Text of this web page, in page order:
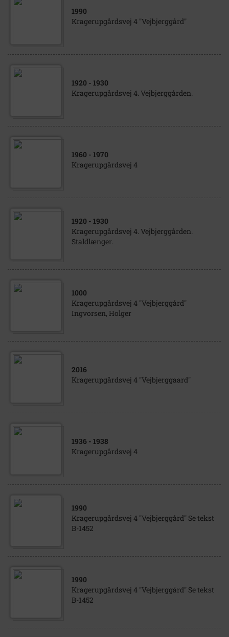
1990
Kragerupgårdsvej 4 "Vejbjerggård"
1920 - 1930
Kragerupgårdsvej 4. Vejbjerggården.
1960 - 1970
Kragerupgårdsvej 4
1920 - 1930
Kragerupgårdsvej 4. Vejbjerggården.
Staldlænger.
1000
Kragerupgårdsvej 4 "Vejbjerggård"
Ingvorsen, Holger
2016
Kragerupgårdsvej 4 "Vejbjerggaard"
1936 - 1938
Kragerupgårdsvej 4
1990
Kragerupgårdsvej 4 "Vejbjerggård" Se tekst
B-1452
1990
Kragerupgårdsvej 4 "Vejbjerggård" Se tekst
B-1452